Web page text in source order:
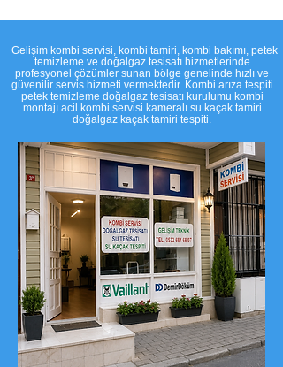
​Gelişim kombi servisi, kombi tamiri, kombi bakımı, petek
temizleme ve doğalgaz tesisatı hizmetlerinde
profesyonel çözümler sunan bölge genelinde hızlı ve
güvenilir servis hizmeti vermektedir. Kombi arıza tespiti
petek temizleme doğalgaz tesisatı kurulumu kombi
montajı acil kombi servisi kameralı su kaçak tamiri
doğalgaz kaçak tamiri tespiti.